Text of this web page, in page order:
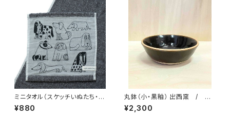
ミニタオル（スケッチいぬたち・ガ
ーゼ） ／ Lisa Larson リ
サ・ラーソン
¥880
丸鉢（小・黒釉） 出西窯 / 柳
宗理ディレクション出西窯シリー
ズ
¥2,300